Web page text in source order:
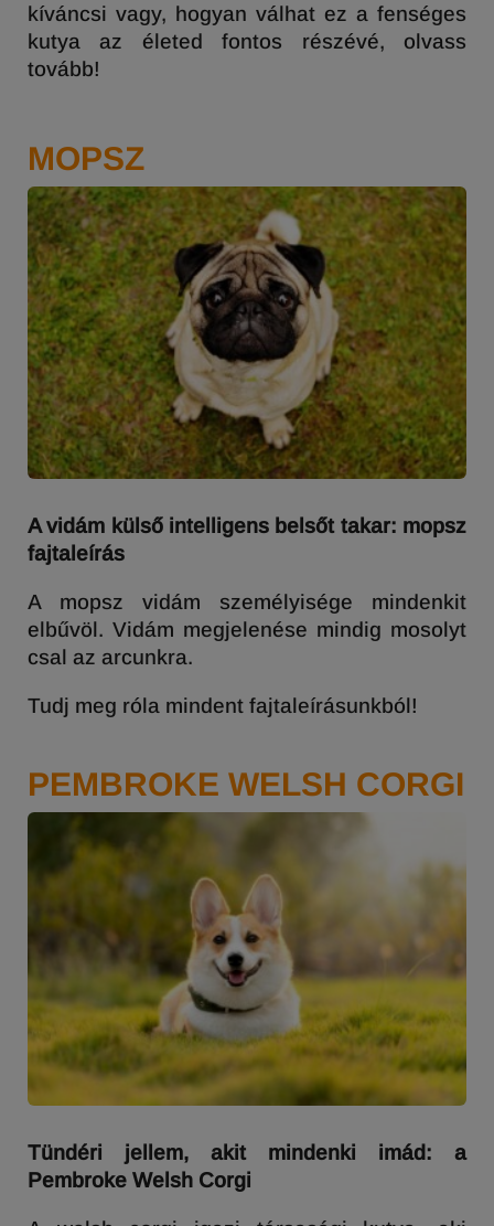
kíváncsi vagy, hogyan válhat ez a fenséges
kutya az életed fontos részévé, olvass
tovább!
MOPSZ
A vidám külső intelligens belsőt takar: mopsz
fajtaleírás
A mopsz vidám személyisége mindenkit
elbűvöl. Vidám megjelenése mindig mosolyt
csal az arcunkra.
Tudj meg róla mindent fajtaleírásunkból!
PEMBROKE WELSH CORGI
Tündéri jellem, akit mindenki imád: a
Pembroke Welsh Corgi